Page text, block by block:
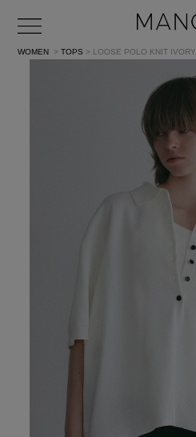
WOMEN >TOPS > LOOSE POLO KNIT IVORY